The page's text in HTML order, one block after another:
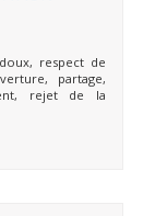
respect de
partage,
rejet de la